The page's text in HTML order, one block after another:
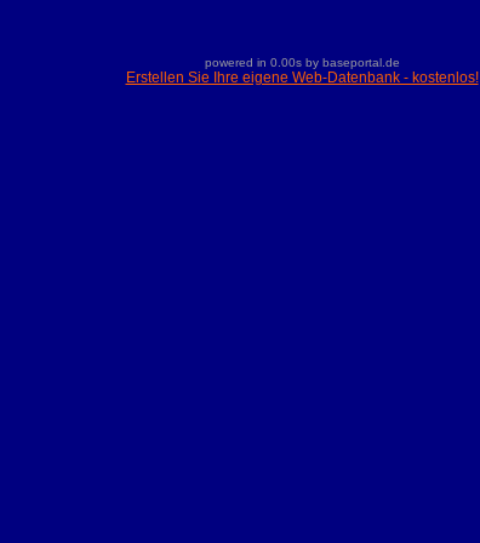
powered in 0.00s by baseportal.de
Erstellen Sie Ihre eigene Web-Datenbank - kostenlos!